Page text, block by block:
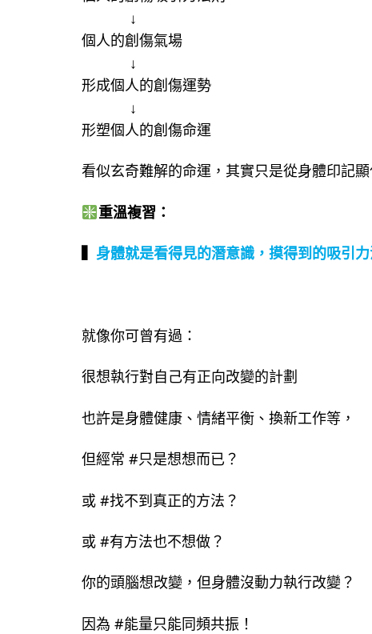
​ ​ ​ ​ ​ ​ ​ ​ ​ ​ ​ ↓
個人的創傷氣場
​ ​ ​ ​ ​ ​ ​ ​ ​ ​ ​ ↓
形成個人的創傷運勢
​ ​ ​ ​ ​ ​ ​ ​ ​ ​ ​ ↓
形塑個人的創傷命運
看似玄奇難解的命運，其實只是從身體印記顯
重溫複習：
▍ 身體就是看得見的潛意識，摸得到的吸引
就像你可曾有過：
很想執行對自己有正向改變的計劃
也許是身體健康、情緒平衡、換新工作等，
但經常 #只是想想而已？
或 #找不到真正的方法？
或 #有方法也不想做？
你的頭腦想改變，但身體沒動力執行改變？
因為 #能量只能同頻共振！